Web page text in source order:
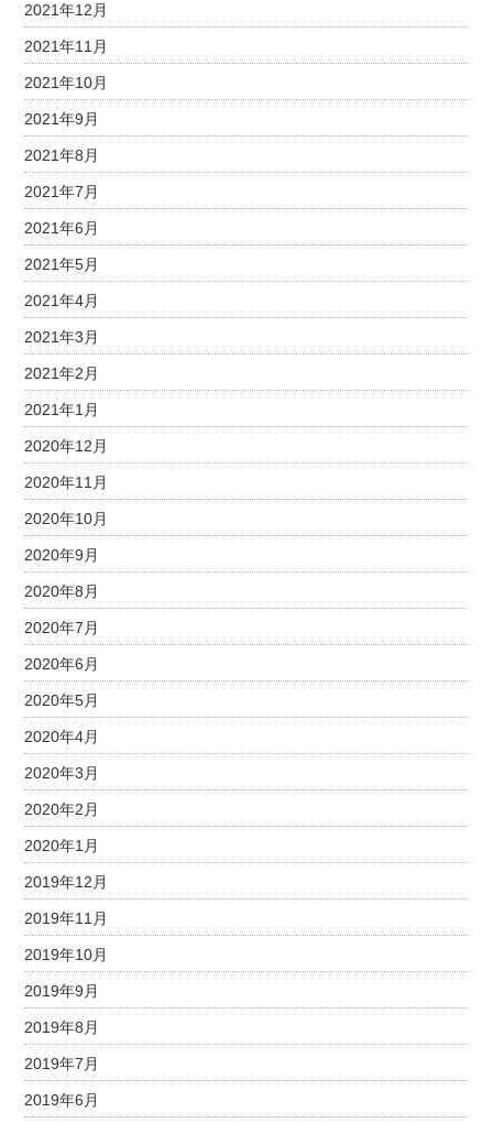
2021年12月
2021年11月
2021年10月
2021年9月
2021年8月
2021年7月
2021年6月
2021年5月
2021年4月
2021年3月
2021年2月
2021年1月
2020年12月
2020年11月
2020年10月
2020年9月
2020年8月
2020年7月
2020年6月
2020年5月
2020年4月
2020年3月
2020年2月
2020年1月
2019年12月
2019年11月
2019年10月
2019年9月
2019年8月
2019年7月
2019年6月